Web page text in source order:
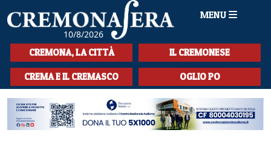
10/8/2026
MENU
HOME
CRONACA
SPORT
LA MUSICA
CREMONA, LA CITTÀ IL CREMONESE
CREMA E IL CREMASCO OGLIO PO